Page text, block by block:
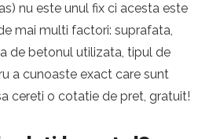
nu este unul fix ci acesta este
mai multi factori: suprafata,
de betonul utilizata, tipul de
a cunoaste exact care sunt
cereti o cotatie de pret, gratuit!